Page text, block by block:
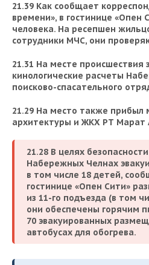
21.39 Как сообщает
времени», в гостинице «Опен
человека. На ресепшен
сотрудники МЧС, они
21.31 На месте происшествия
кинологические расчеты
поисково-спасательного
21.29 На место также прибыл
архитектуры и ЖКХ РТ Марат
21.28 В целях
Набережных Челнах
в том числе 18 детей,
гостинице «Опен Сити»
из 11-го подъезда (в том
они обеспечены горячим
70 эвакуированных
автобусах для обогрева.